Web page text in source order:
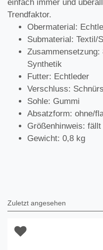
einfach immer und
Trendfaktor.
Obermaterial:
Submaterial: Textil/
Zusammensetzung:
Synthetik
Futter: Echtleder
Verschluss:
Sohle: Gummi
Absatzform: ohne/
Größenhinweis:
Gewicht: 0,8 kg
Zuletzt angesehen